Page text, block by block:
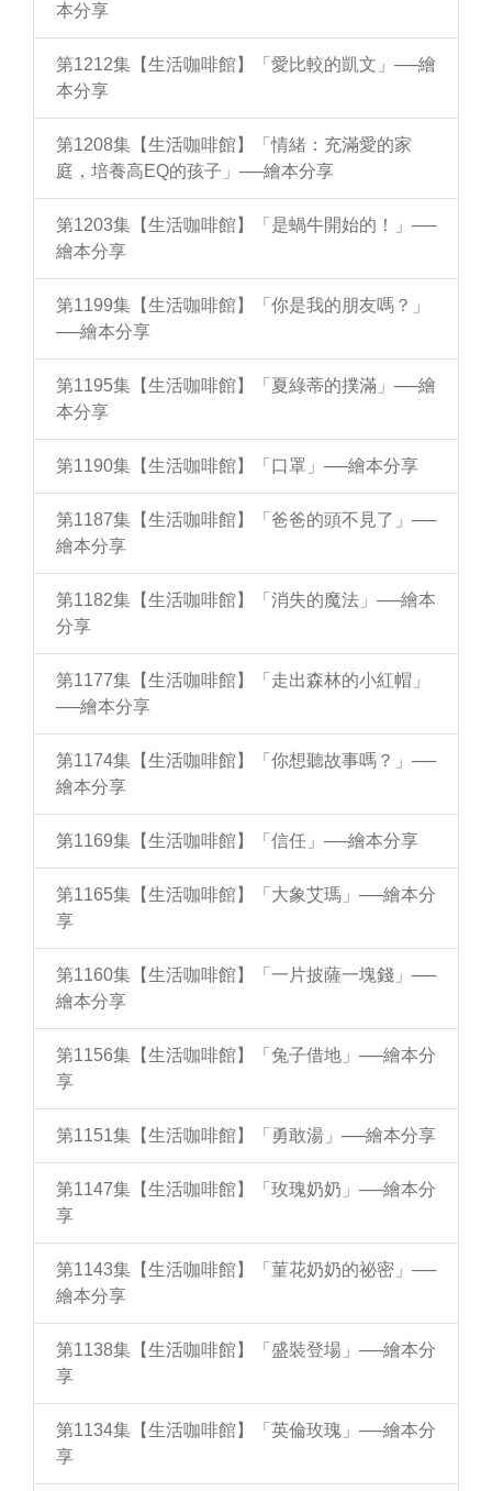
本分享
第1212集【生活咖啡館】「愛比較的凱文」──繪
本分享
第1208集【生活咖啡館】「情緒：充滿愛的家
庭，培養高EQ的孩子」──繪本分享
第1203集【生活咖啡館】「是蝸牛開始的！」──
繪本分享
第1199集【生活咖啡館】「你是我的朋友嗎？」
──繪本分享
第1195集【生活咖啡館】「夏綠蒂的撲滿」──繪
本分享
第1190集【生活咖啡館】「口罩」──繪本分享
第1187集【生活咖啡館】「爸爸的頭不見了」──
繪本分享
第1182集【生活咖啡館】「消失的魔法」──繪本
分享
第1177集【生活咖啡館】「走出森林的小紅帽」
──繪本分享
第1174集【生活咖啡館】「你想聽故事嗎？」──
繪本分享
第1169集【生活咖啡館】「信任」──繪本分享
第1165集【生活咖啡館】「大象艾瑪」──繪本分
享
第1160集【生活咖啡館】「一片披薩一塊錢」──
繪本分享
第1156集【生活咖啡館】「兔子借地」──繪本分
享
第1151集【生活咖啡館】「勇敢湯」──繪本分享
第1147集【生活咖啡館】「玫瑰奶奶」──繪本分
享
第1143集【生活咖啡館】「菫花奶奶的祕密」──
繪本分享
第1138集【生活咖啡館】「盛裝登場」──繪本分
享
第1134集【生活咖啡館】「英倫玫瑰」──繪本分
享